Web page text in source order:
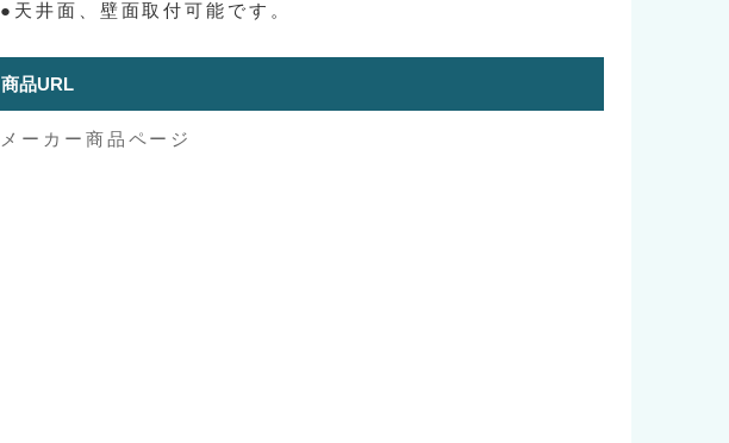
●天井面、壁面取付可能です。
商品URL
メーカー商品ページ